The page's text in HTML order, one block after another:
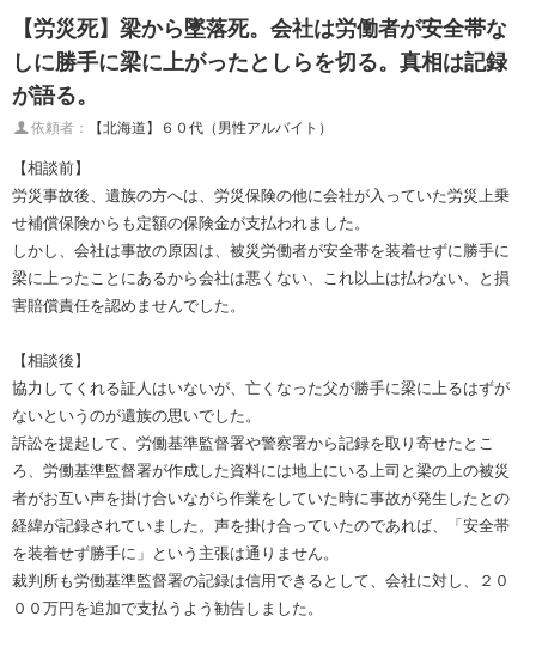
【労災死】梁から墜落死。会社は労働者が安全帯な
しに勝手に梁に上がったとしらを切る。真相は記録
が語る。
依頼者： 【北海道】６０代（男性アルバイト）
【相談前】
労災事故後、遺族の方へは、労災保険の他に会社が入っていた労災上乗
せ補償保険からも定額の保険金が支払われました。
しかし、会社は事故の原因は、被災労働者が安全帯を装着せずに勝手に
梁に上ったことにあるから会社は悪くない、これ以上は払わない、と損
害賠償責任を認めませんでした。
【相談後】
協力してくれる証人はいないが、亡くなった父が勝手に梁に上るはずが
ないというのが遺族の思いでした。
訴訟を提起して、労働基準監督署や警察署から記録を取り寄せたとこ
ろ、労働基準監督署が作成した資料には地上にいる上司と梁の上の被災
者がお互い声を掛け合いながら作業をしていた時に事故が発生したとの
経緯が記録されていました。声を掛け合っていたのであれば、「安全帯
を装着せず勝手に」という主張は通りません。
裁判所も労働基準監督署の記録は信用できるとして、会社に対し、２０
００万円を追加で支払うよう勧告しました。